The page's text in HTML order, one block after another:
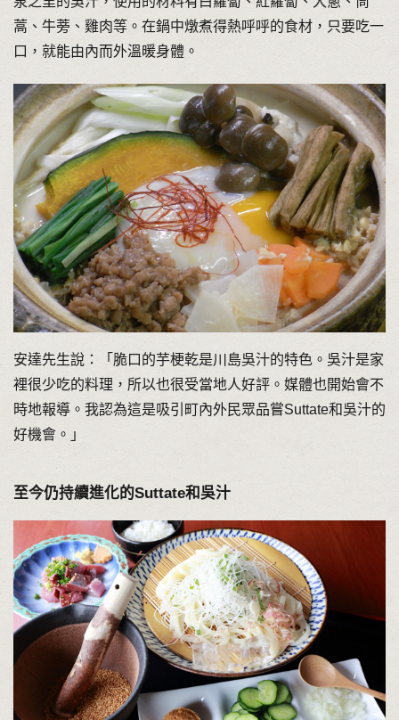
蒿、牛蒡、雞肉等。在鍋中燉煮得熱呼呼的食材，只要吃一
口，就能由內而外溫暖身體。
安達先生說：「脆口的芋梗乾是川島吳汁的特色。吳汁是家
裡很少吃的料理，所以也很受當地人好評。媒體也開始會不
時地報導。我認為這是吸引町內外民眾品嘗Suttate和吳汁的
好機會。」
至今仍持續進化的Suttate和吳汁